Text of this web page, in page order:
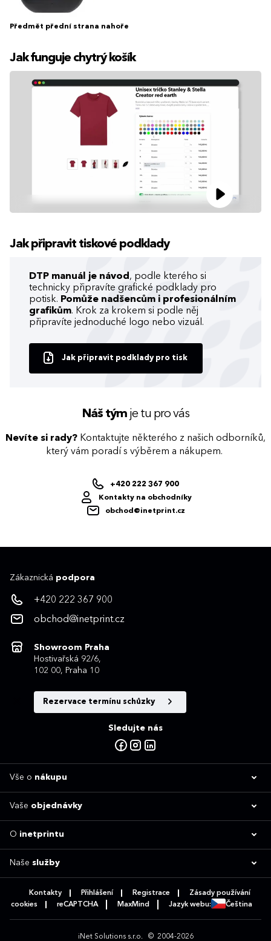
Předmět přední strana nahoře
Jak funguje chytrý košík
Jak připravit tiskové podklady
DTP manuál je návod , podle kterého si
technicky připravíte grafické podklady pro
potisk. Pomůže nadšencům i profesionálním
grafikům. Krok za krokem si podle něj
připravíte jednoduché logo nebo vizuál.
Jak připravit podklady pro tisk
Náš týmje tu pro vás
Nevíte si rady? Kontaktujte některého z našich odborníků,
který vám poradí s výběrem a nákupem.
+420 222 367 900
Kontakty na obchodníky
obchod@inetprint.cz
Zákaznická podpora
+420 222 367 900
obchod@inetprint.cz
Showroom Praha
Hostivařská 92/6,
102 00, Praha 10
Rezervace termínu schůzky
Sledujte nás
Vše o nákupu
Vaše objednávky
O inetprintu
Naše služby
Kontakty Přihlášení Registrace
Zásady používání
cookies
reCAPTCHA MaxMind Jazyk webu: Čeština
iNet Solutions s.r.o. © 2004-2026